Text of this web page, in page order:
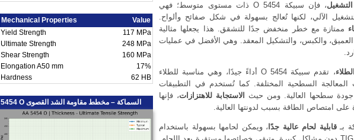
Mechanical Properties
Value
Yield Strength
117 MPa
Ultimate Strength
248 MPa
Shear Strength
160 MPa
Elongation A50 mm
17%
Hardness
62 HB
5454 O السماكة – مخطط مقاومة الشد القصوى
التشغيل
، فإن سبيكة 5454 O ذات مستوى متوسط؛ فهي
الآلي، لكنها تُعالج بسهولة في شكل صفائح وألواح.
ممتازة مع خطر منخفض جدًا للتشقق. هذا يجعلها مثالية
والكبس، والتشكيل المعقد. وهي الأفضل في عمليات
، تقدم سبيكة 5454 O أداءً جيدًا، وهي مناسبة للطلاء
المعالجة السطحية المختلفة. كما تُستخدم في التطبيقات
جودة سطحها العالية. ومن حيث
الاستجابة للاهتزازات، فإنها
على امتصاص الطاقة بسبب لدونتها العالية.
بـقابلية لحام عالية جدًا ، ويمكن لحامها بسهولة باستخدام